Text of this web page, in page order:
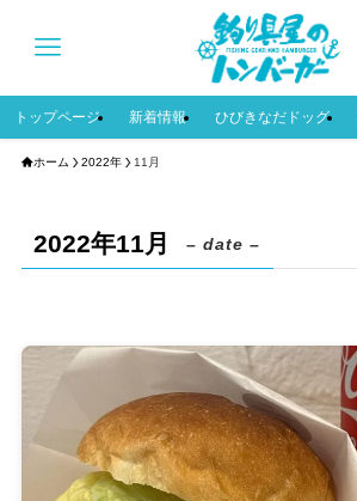
トップページ 新着情報 ひびきなだドッグ
ホーム 2022年 11月
2022年11月 – date –